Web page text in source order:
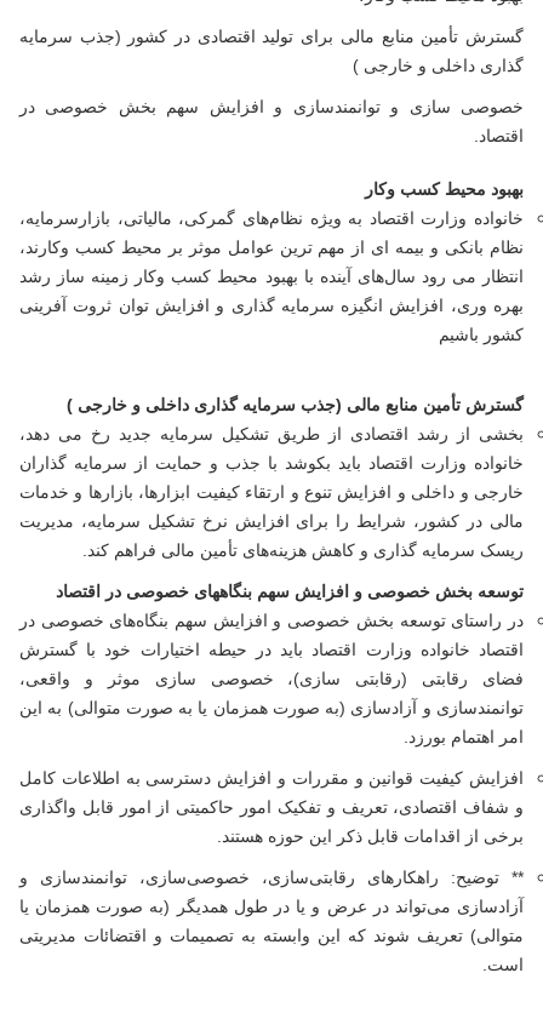
گسترش تأمین منابع مالی برای تولید اقتصادی در کشور (جذب سرمایه
گذاری داخلی و خارجی )
خصوصی سازی و توانمندسازی و افزایش سهم بخش خصوصی در
اقتصاد.
بهبود محیط کسب وکار
خانواده وزارت اقتصاد به ویژه نظام‌های گمرکی، مالیاتی، بازارسرمایه،
نظام بانکی و بیمه ای از مهم ترین عوامل موثر بر محیط کسب وکارند،
انتظار می رود سال‌های آینده با بهبود محیط کسب وکار زمینه ساز رشد
بهره وری، افزایش انگیزه سرمایه گذاری و افزایش توان ثروت آفرینی
کشور باشیم
گسترش تأمین منابع مالی (جذب سرمایه گذاری داخلی و خارجی )
بخشی از رشد اقتصادی از طریق تشکیل سرمایه جدید رخ می دهد،
خانواده وزارت اقتصاد باید بکوشد با جذب و حمایت از سرمایه گذاران
خارجی و داخلی و افزایش تنوع و ارتقاء کیفیت ابزارها، بازارها و خدمات
مالی در کشور، شرایط را برای افزایش نرخ تشکیل سرمایه، مدیریت
ریسک سرمایه گذاری و کاهش هزینه‌های تأمین مالی فراهم کند.
توسعه بخش خصوصی و افزایش سهم بنگاههای خصوصی در اقتصاد
در راستای توسعه بخش خصوصی و افزایش سهم بنگاه‌های خصوصی در
اقتصاد خانواده وزارت اقتصاد باید در حیطه اختیارات خود با گسترش
فضای رقابتی (رقابتی سازی)، خصوصی سازی موثر و واقعی،
توانمندسازی و آزادسازی (به صورت همزمان یا به صورت متوالی) به این
امر اهتمام بورزد.
افزایش کیفیت قوانین و مقررات و افزایش دسترسی به اطلاعات کامل
و شفاف اقتصادی، تعریف و تفکیک امور حاکمیتی از امور قابل واگذاری
برخی از اقدامات قابل ذکر این حوزه هستند.
** توضیح: راهکارهای رقابتی‌سازی، خصوصی‌سازی، توانمندسازی و
آزادسازی می‌تواند در عرض و یا در طول همدیگر (به صورت همزمان یا
متوالی) تعریف شوند که این وابسته به تصمیمات و اقتضائات مدیریتی
است.